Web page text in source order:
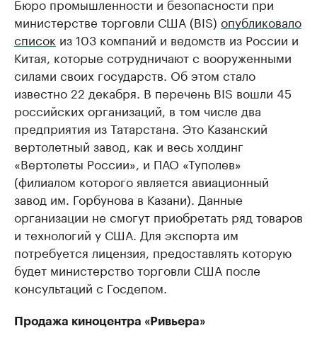
министерстве торговли США (BIS) опубликовало
список из 103 компаний и ведомств из России и
Китая, которые сотрудничают с вооруженными
силами своих государств. Об этом стало
известно 22 декабря. В перечень BIS вошли 45
российских организаций, в том числе два
предприятия из Татарстана. Это Казанский
вертолетный завод, как и весь холдинг
«Вертолеты России», и ПАО «Туполев»
(филиалом которого является авиационный
завод им. Горбунова в Казани). Данные
организации не смогут приобретать ряд товаров
и технологий у США. Для экспорта им
потребуется лицензия, предоставлять которую
будет министерство торговли США после
консультаций с Госдепом.
Продажа киноцентра «Ривьера»